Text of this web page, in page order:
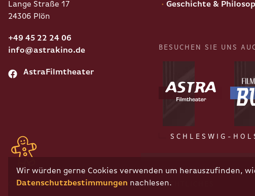
Wir würden gerne Cookies verwenden um herauszufinden,
Datenschutzbestimmungen nachlesen.
Lange Straße 17
24306 Plön
+49 45 22 24 06
info@astrakino.de
AstraFilmtheater
Geschichte &
BESUCHEN SIE UNS
SCHLESWIG-
RECHTLICHES
COPYRIGHT